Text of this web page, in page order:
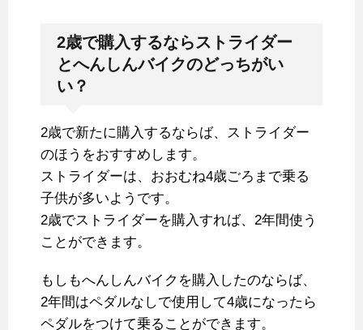
2歳で購入するならストライダー
とへんしんバイクのどっちがい
い？
2歳で新たに購入するならば、ストライダー
のほうをおすすめします。
ストライダーは、おおむね4歳ごろまで乗る
子供が多いようです。
2歳でストライダーを購入すれば、2年間使う
ことができます。
もしもへんしんバイクを購入したのならば、
2年間はペダルなしで使用して4歳になったら
ペダルをつけて乗ることができます。